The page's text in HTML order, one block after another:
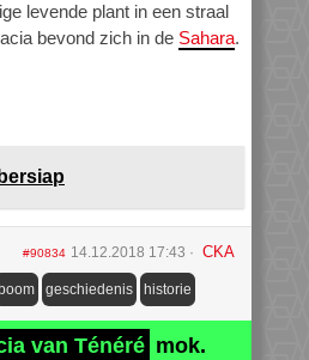
levende plant in een straal
bevond zich in de Sahara.
bersiap
#90834 14.12.2018 17:43 CKA
boom geschiedenis historie
van Ténéré mok.